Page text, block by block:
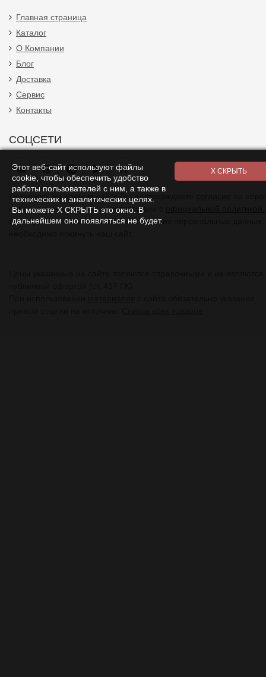
Главная страница
Каталог
О Компании
Блог
Доставка
Сервис
Контакты
СОЦСЕТИ
Я
Оставаясь на данном сайте Вы подтверждаете
персональных данных в соответствии с
вы не даете согласия на обработку своих персональных
Этот веб-сайт используют файлы
cookie, чтобы обеспечить удобство
работы пользователей с ним, а также в
технических и аналитических целях.
Вы можете Х СКРЫТЬ это окно. В
дальнейшем оно появляться не будет.